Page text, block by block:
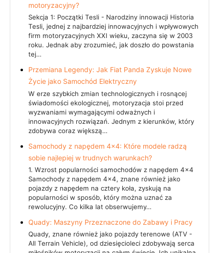
motoryzacyjny?
Sekcja 1: Początki Tesli - Narodziny innowacji Historia
Tesli, jednej z najbardziej innowacyjnych i wpływowych
firm motoryzacyjnych XXI wieku, zaczyna się w 2003
roku. Jednak aby zrozumieć, jak doszło do powstania
tej…
Przemiana Legendy: Jak Fiat Panda Zyskuje Nowe
Życie jako Samochód Elektryczny
W erze szybkich zmian technologicznych i rosnącej
świadomości ekologicznej, motoryzacja stoi przed
wyzwaniami wymagającymi odważnych i
innowacyjnych rozwiązań. Jednym z kierunków, który
zdobywa coraz większą…
Samochody z napędem 4×4: Które modele radzą
sobie najlepiej w trudnych warunkach?
1. Wzrost popularności samochodów z napędem 4x4
Samochody z napędem 4x4, znane również jako
pojazdy z napędem na cztery koła, zyskują na
popularności w sposób, który można uznać za
rewolucyjny. Co kilka lat obserwujemy…
Quady: Maszyny Przeznaczone do Zabawy i Pracy
Quady, znane również jako pojazdy terenowe (ATV -
All Terrain Vehicle), od dziesięcioleci zdobywają serca